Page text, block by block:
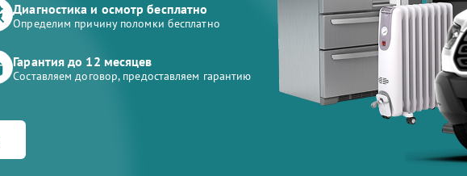
Диагностика и осмотр бесплатно
Определим причину поломки бесплатно
Гарантия до 12 месяцев
Составляем договор, предоставляем гарантию